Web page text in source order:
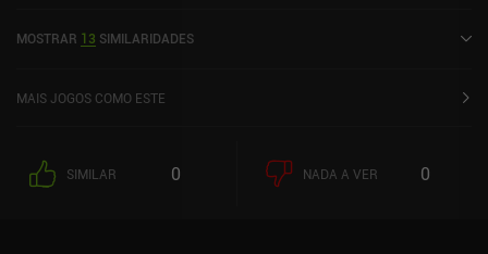
MOSTRAR 13 SIMILARIDADES
MAIS JOGOS COMO ESTE
SIMILAR 0 NADA A VER 0